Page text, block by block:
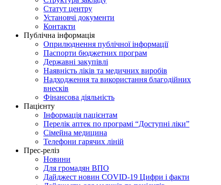
Статут центру
Установчі документи
Контакти
Публічна інформація
Оприлюднення публічної інформації
Паспорти бюджетних програм
Державні закупівлі
Наявність ліків та медичних виробів
Надходження та використання благодійних
внесків
Фінансова діяльність
Пацієнту
Інформація пацієнтам
Перелік аптек по програмі “Доступні ліки”
Сімейна медицина
Телефони гарячих ліній
Прес-реліз
Новини
Для громадян ВПО
Дайджест новин COVID-19 Цифри і факти